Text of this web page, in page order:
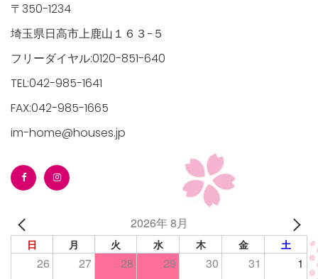
〒350-1234
埼玉県日高市上鹿山１６３−５
フリーダイヤル:0120-851-640
TEL:042-985-1641
FAX:042-985-1665
im-home@houses.jp
2026年 8月
日 月 火 水 木 金 土
26 27 28 29 30 31 1